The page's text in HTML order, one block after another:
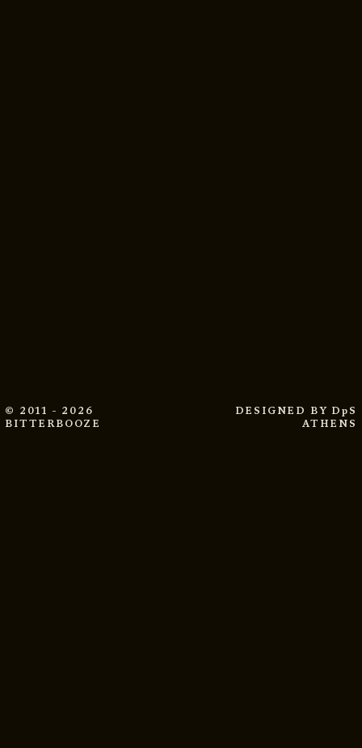
© 2011 - 2026
BITTERBOOZE
DESIGNED BY DpS
ATHENS